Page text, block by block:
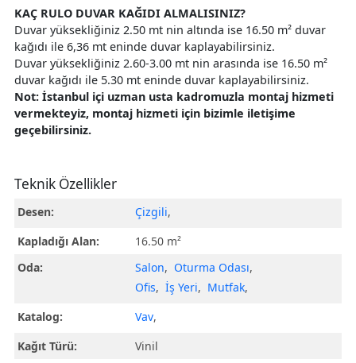
KAÇ RULO DUVAR KAĞIDI ALMALISINIZ?
Duvar yüksekliğiniz 2.50 mt nin altında ise 16.50 m² duvar
kağıdı ile 6,36 mt eninde duvar kaplayabilirsiniz.
Duvar yüksekliğiniz 2.60-3.00 mt nin arasında ise 16.50 m²
duvar kağıdı ile 5.30 mt eninde duvar kaplayabilirsiniz.
Not: İstanbul içi uzman usta kadromuzla montaj hizmeti
vermekteyiz, montaj hizmeti için bizimle iletişime
geçebilirsiniz.
Teknik Özellikler
Desen: Çizgili,
Kapladığı Alan:
16.50 m²
Oda:
Salon, Oturma Odası,
Ofis, İş Yeri, Mutfak,
Katalog:
Vav,
Kağıt Türü:
Vinil